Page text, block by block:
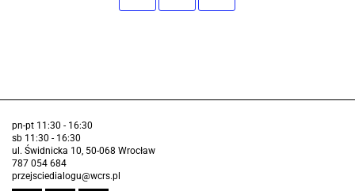
pn-pt 11:30 - 16:30
sb 11:30 - 16:30
ul. Świdnicka 10, 50-068 Wrocław
787 054 684
przejsciedialogu@wcrs.pl